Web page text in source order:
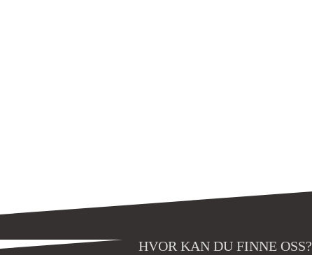
HVOR KAN DU FINNE OSS?